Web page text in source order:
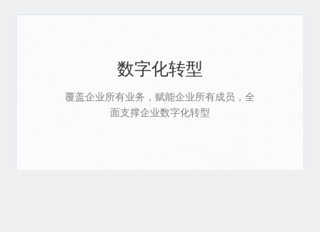
数字化转型
覆盖企业所有业务，赋能企业所有成员，全
面支撑企业数字化转型